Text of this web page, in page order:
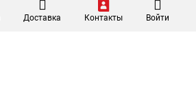
Доставка Контакты Войти